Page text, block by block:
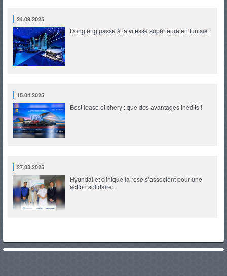
24.09.2025
Dongfeng passe à la vitesse supérieure en tunisie !
15.04.2025
Best lease et chery : que des avantages inédits !
27.03.2025
Hyundai et clinique la rose s’associent pour une
action solidaire…